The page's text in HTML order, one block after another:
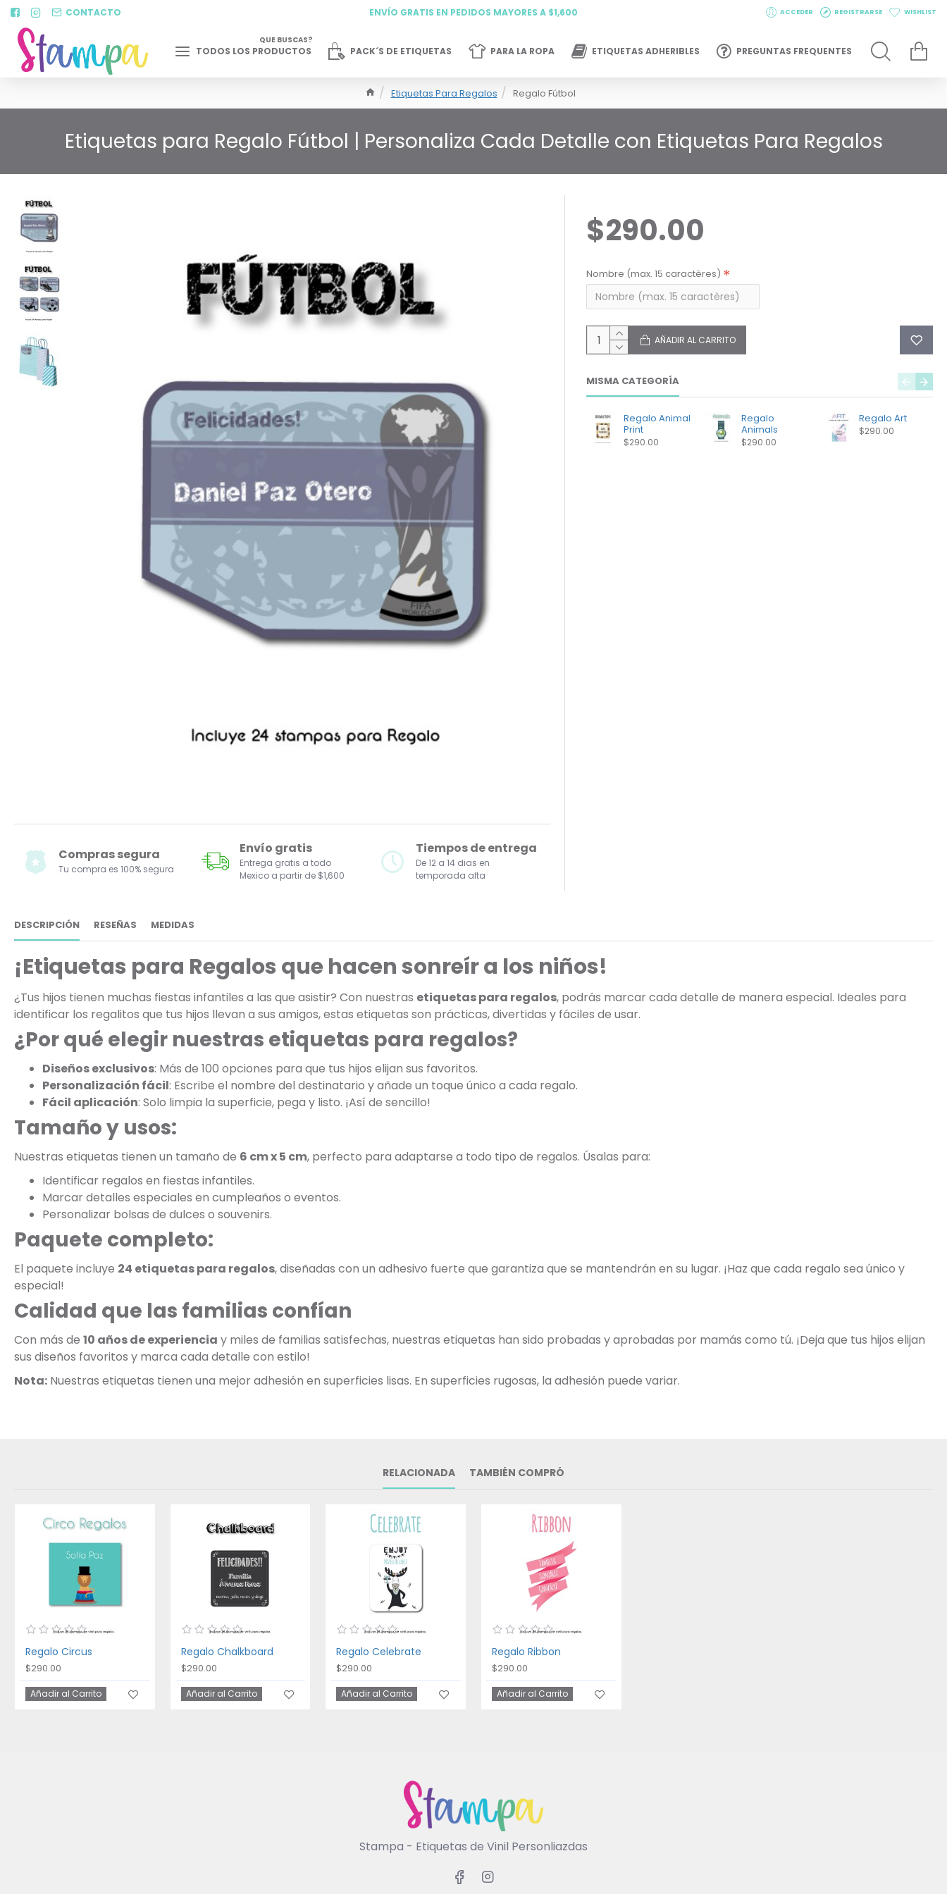
CONTACTO ENVÍO GRATIS EN PEDIDOS MAYORES A $1,600 ACCEDER REGISTRARSE WISHLIST
TODOS LOS PRODUCTOS
QUE BUSCAS?
PACK´S DE ETIQUETAS PARA LA ROPA ETIQUETAS ADHERIBLES PREGUNTAS FREQUENTES
Etiquetas Para Regalos Regalo Fútbol
Etiquetas para Regalo Fútbol | Personaliza Cada Detalle con Etiquetas Para Regalos
Compras segura
Tu compra es 100% segura
Envío gratis
Entrega gratis a todo
Mexico a partir de $1,600
Tiempos de entrega
De 12 a 14 dias en
temporada alta
$290.00
Nombre (max. 15 caractères)
AÑADIR AL CARRITO
MISMA CATEGORÍA
Regalo Animal
Print
$290.00
Regalo
Animals
$290.00
Regalo Art
$290.00
DESCRIPCIÓN RESEÑAS MEDIDAS
¡Etiquetas para Regalos que hacen sonreír a los niños!
¿Tus hijos tienen muchas fiestas infantiles a las que asistir? Con nuestras etiquetas para regalos, podrás marcar cada detalle de manera especial. Ideales para
identificar los regalitos que tus hijos llevan a sus amigos, estas etiquetas son prácticas, divertidas y fáciles de usar.
¿Por qué elegir nuestras etiquetas para regalos?
Diseños exclusivos: Más de 100 opciones para que tus hijos elijan sus favoritos.
Personalización fácil: Escribe el nombre del destinatario y añade un toque único a cada regalo.
Fácil aplicación: Solo limpia la superficie, pega y listo. ¡Así de sencillo!
Tamaño y usos:
Nuestras etiquetas tienen un tamaño de 6 cm x 5 cm, perfecto para adaptarse a todo tipo de regalos. Úsalas para:
Identificar regalos en fiestas infantiles.
Marcar detalles especiales en cumpleaños o eventos.
Personalizar bolsas de dulces o souvenirs.
Paquete completo:
El paquete incluye 24 etiquetas para regalos, diseñadas con un adhesivo fuerte que garantiza que se mantendrán en su lugar. ¡Haz que cada regalo sea único y
especial!
Calidad que las familias confían
Con más de 10 años de experiencia y miles de familias satisfechas, nuestras etiquetas han sido probadas y aprobadas por mamás como tú. ¡Deja que tus hijos elijan
sus diseños favoritos y marca cada detalle con estilo!
Nota: Nuestras etiquetas tienen una mejor adhesión en superficies lisas. En superficies rugosas, la adhesión puede variar.
RELACIONADA TAMBIÉN COMPRÓ
Regalo Circus
$290.00
Añadir al Carrito
Regalo Chalkboard
$290.00
Añadir al Carrito
Regalo Celebrate
$290.00
Añadir al Carrito
Regalo Ribbon
$290.00
Añadir al Carrito
Stampa - Etiquetas de Vinil Personliazdas